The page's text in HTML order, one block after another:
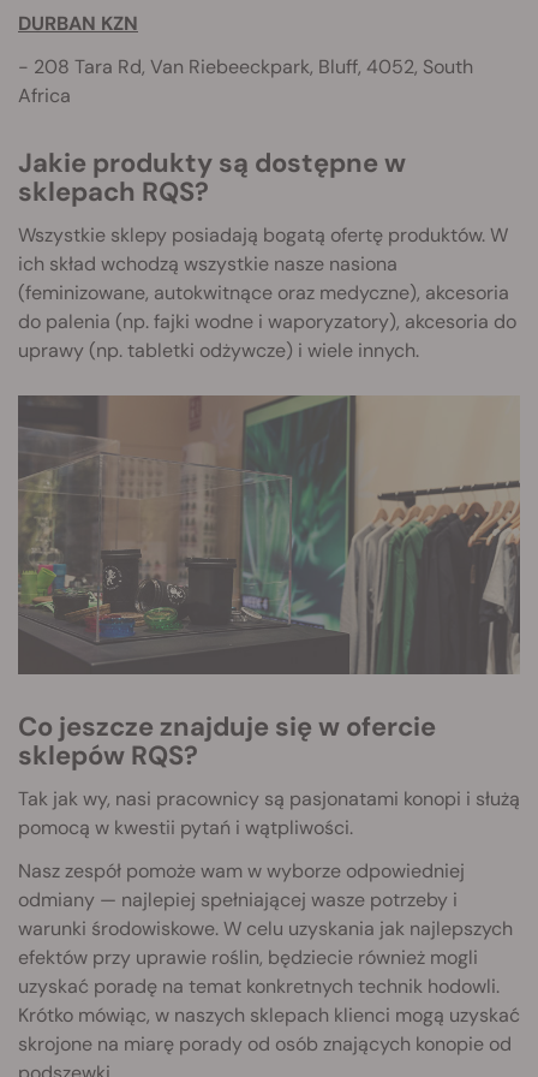
DURBAN KZN
- 208 Tara Rd, Van Riebeeckpark, Bluff, 4052, South
Africa
Jakie produkty są dostępne w
sklepach RQS?
Wszystkie sklepy posiadają bogatą ofertę produktów. W
ich skład wchodzą wszystkie nasze nasiona
(feminizowane, autokwitnące oraz medyczne), akcesoria
do palenia (np. fajki wodne i waporyzatory), akcesoria do
uprawy (np. tabletki odżywcze) i wiele innych.
Co jeszcze znajduje się w ofercie
sklepów RQS?
Tak jak wy, nasi pracownicy są pasjonatami konopi i służą
pomocą w kwestii pytań i wątpliwości.
Nasz zespół pomoże wam w wyborze odpowiedniej
odmiany — najlepiej spełniającej wasze potrzeby i
warunki środowiskowe. W celu uzyskania jak najlepszych
efektów przy uprawie roślin, będziecie również mogli
uzyskać poradę na temat konkretnych technik hodowli.
Krótko mówiąc, w naszych sklepach klienci mogą uzyskać
skrojone na miarę porady od osób znających konopie od